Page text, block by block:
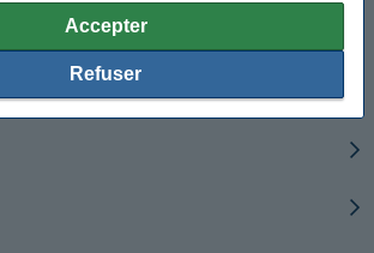
Accepter
Refuser